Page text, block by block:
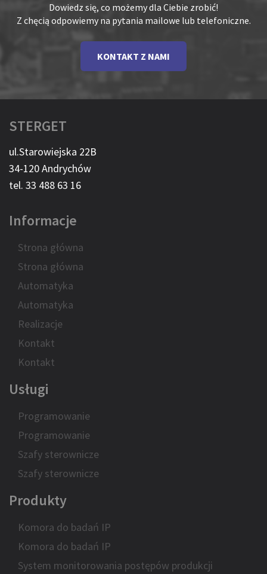
Dowiedz się, co możemy dla Ciebie zrobić!
Z chęcią odpowiemy na pytania mailowe lub telefoniczne.
KONTAKT Z NAMI
STERGET
ul.Starowiejska 22B
34-120 Andrychów
tel. 33 488 63 16
Informacje
Strona główna
Strona główna
Automatyka
Automatyka
Realizacje
Kontakt
Kontakt
Usługi
Programowanie
Programowanie
Szafy sterownicze
Szafy sterownicze
Produkty
Komora do badań IP
Komora do badań IP
System monitorowania postępów produkcji